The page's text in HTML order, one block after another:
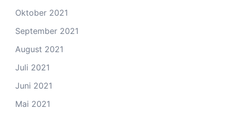
Oktober 2021
September 2021
August 2021
Juli 2021
Juni 2021
Mai 2021